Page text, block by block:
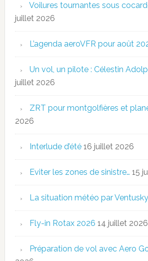
Voilures tournantes sous
juillet 2026
L’agenda aeroVFR pour août
Un vol, un pilote : Célestin
juillet 2026
ZRT pour montgolfières et
2026
Interlude d’été 16 juillet 2026
Eviter les zones de sinistre… 15
La situation météo par Ventusky
Fly-in Rotax 2026 14 juillet 2026
Préparation de vol avec Aero